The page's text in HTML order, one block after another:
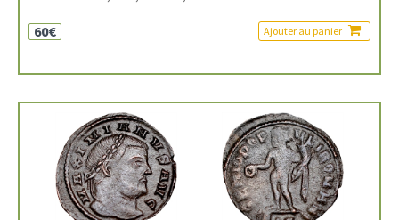
60€ Ajouter au panier